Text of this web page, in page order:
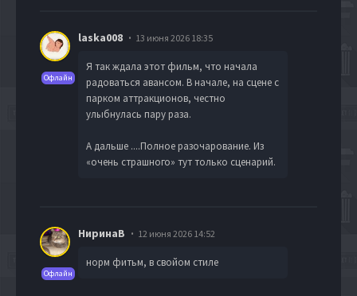
Офлайн
laska008 13 июня 2026 18:35
Я так ждала этот фильм, что начала
радоваться авансом. В начале, на сцене с
парком аттракционов, честно
улыбнулась пару раза.
А дальше ....Полное разочарование. Из
«очень страшного» тут только сценарий.
Офлайн
НиринаВ 12 июня 2026 14:52
норм фитьм, в свойом стиле